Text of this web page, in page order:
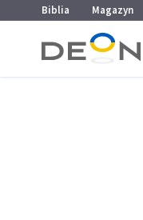
Przejdź do menu głównego
Przejdź do treści
Biblia Magazyn